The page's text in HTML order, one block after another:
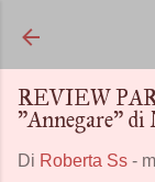
REVIEW
"Annegare" di
Di Roberta Ss -